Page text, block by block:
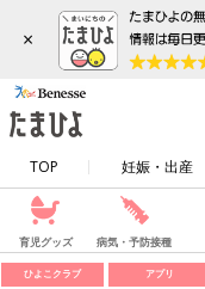
×
TOP 妊娠・出産
育児グッズ 病気・予防接種
ひよこクラブ アプリ